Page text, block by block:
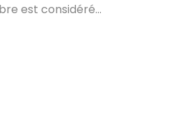
est considéré…